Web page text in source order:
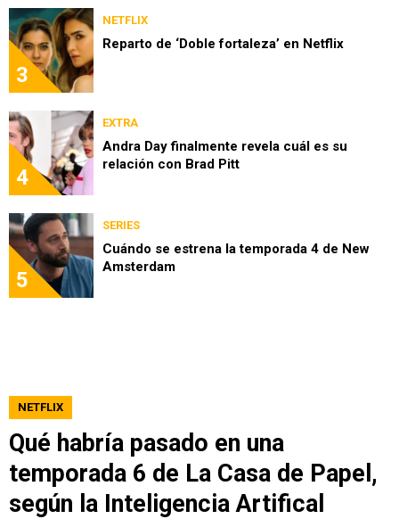
3
NETFLIX
Reparto de ‘Doble fortaleza’ en Netflix
4
EXTRA
Andra Day finalmente revela cuál es su
relación con Brad Pitt
5
SERIES
Cuándo se estrena la temporada 4 de New
Amsterdam
NETFLIX
Qué habría pasado en una
temporada 6 de La Casa de Papel,
según la Inteligencia Artifical